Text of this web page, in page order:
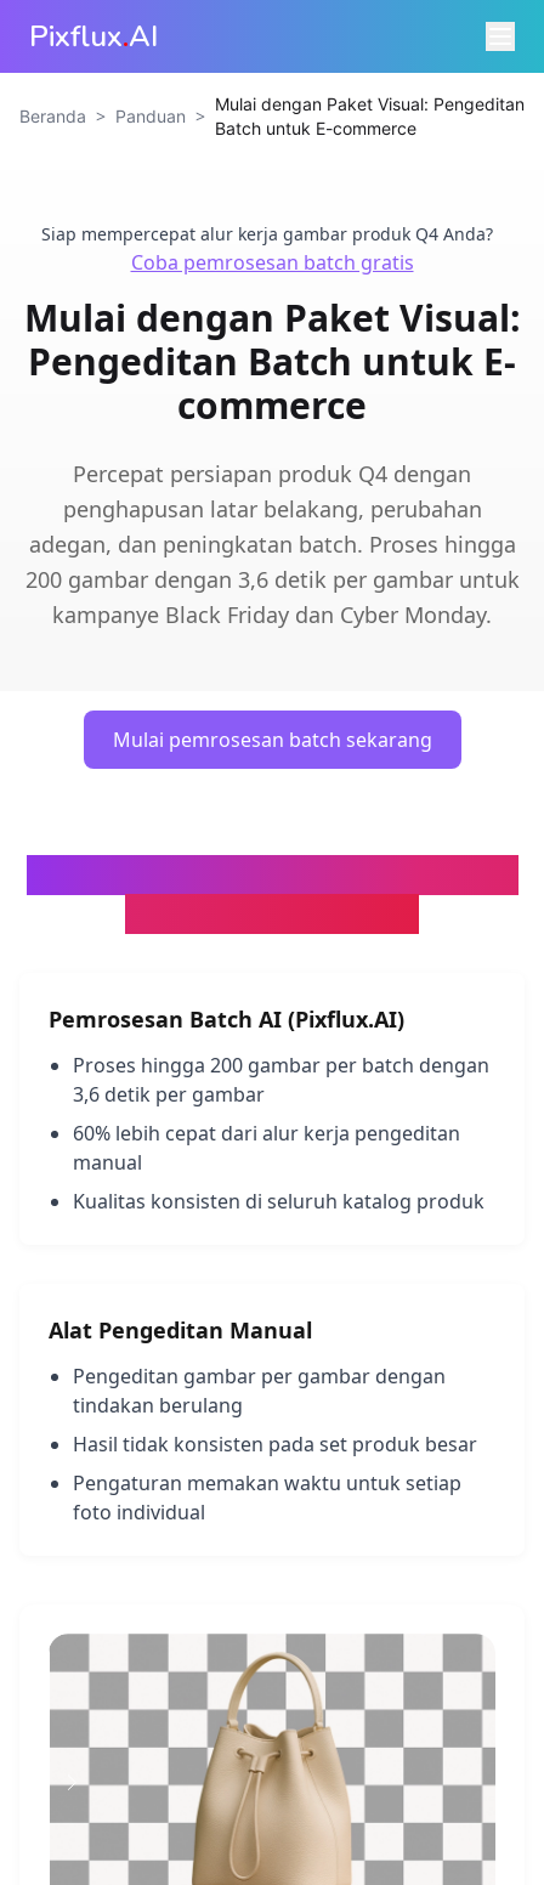
Pixflux.AI
Beranda > Panduan >
Mulai dengan Paket Visual: Pengeditan
Batch untuk E-commerce
Siap mempercepat alur kerja gambar produk Q4 Anda?
Coba pemrosesan batch gratis
Mulai dengan Paket Visual:
Pengeditan Batch untuk E-
commerce
Percepat persiapan produk Q4 dengan
penghapusan latar belakang, perubahan
adegan, dan peningkatan batch. Proses hingga
200 gambar dengan 3,6 detik per gambar untuk
kampanye Black Friday dan Cyber Monday.
Mulai pemrosesan batch sekarang
Pemrosesan Batch AI (Pixflux.AI)
Proses hingga 200 gambar per batch dengan
3,6 detik per gambar
60% lebih cepat dari alur kerja pengeditan
manual
Kualitas konsisten di seluruh katalog produk
Alat Pengeditan Manual
Pengeditan gambar per gambar dengan
tindakan berulang
Hasil tidak konsisten pada set produk besar
Pengaturan memakan waktu untuk setiap
foto individual